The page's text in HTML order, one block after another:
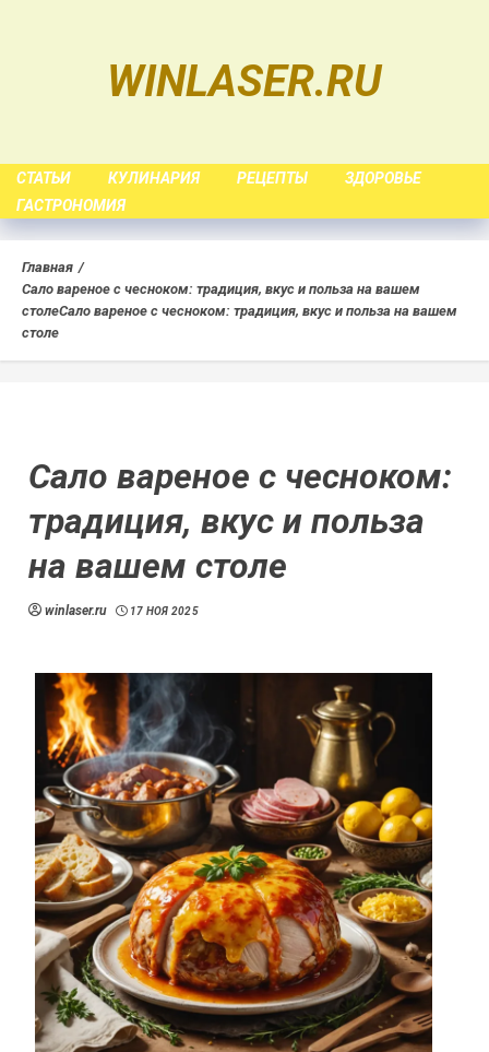
WINLASER.RU
СТАТЬИ КУЛИНАРИЯ РЕЦЕПТЫ
ЗДОРОВЬЕ
ГАСТРОНОМИЯ
Главная
Сало вареное с чесноком: традиция, вкус и польза на вашем
столеСало вареное с чесноком: традиция, вкус и польза на вашем
столе
Сало вареное с чесноком:
традиция, вкус и польза
на вашем столе
winlaser.ru 17 НОЯ 2025